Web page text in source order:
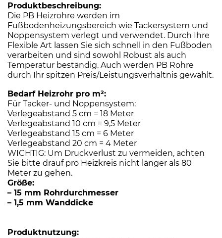
Produktbeschreibung:
Die PB Heizrohre werden im
Fußbodenheizungsbereich wie Tackersystem und
Noppensystem verlegt und verwendet. Durch Ihre
Flexible Art lassen Sie sich schnell in den Fußboden
verarbeiten und sind sowohl Robust als auch
Temperatur beständig. Auch werden PB Rohre
durch Ihr spitzen Preis/Leistungsverhältnis gewählt.
Bedarf Heizrohr pro m²:
Für Tacker- und Noppensystem:
Verlegeabstand 5 cm = 18 Meter
Verlegeabstand 10 cm = 9,5 Meter
Verlegeabstand 15 cm = 6 Meter
Verlegeabstand 20 cm = 4 Meter
WICHTIG: Um Druckverlust zu vermeiden, achten
Sie bitte drauf pro Heizkreis nicht länger als 80
Meter zu gehen.
Größe:
– 15 mm Rohrdurchmesser
– 1,5 mm Wanddicke
Produktnutzung: